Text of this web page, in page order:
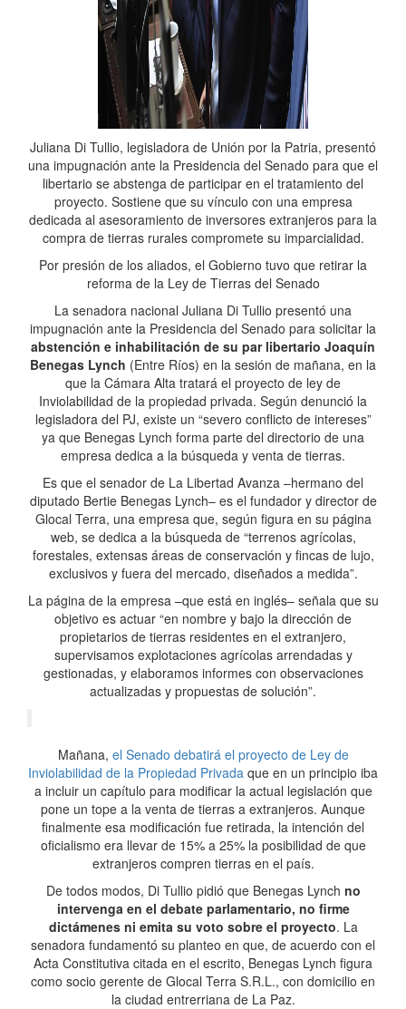
Juliana Di Tullio, legisladora de Unión por la Patria, presentó
una impugnación ante la Presidencia del Senado para que el
libertario se abstenga de participar en el tratamiento del
proyecto. Sostiene que su vínculo con una empresa
dedicada al asesoramiento de inversores extranjeros para la
compra de tierras rurales compromete su imparcialidad.
Por presión de los aliados, el Gobierno tuvo que retirar la
reforma de la Ley de Tierras del Senado
La senadora nacional Juliana Di Tullio presentó una
impugnación ante la Presidencia del Senado para solicitar la
abstención e inhabilitación de su par libertario Joaquín
Benegas Lynch (Entre Ríos) en la sesión de mañana, en la
que la Cámara Alta tratará el proyecto de ley de
Inviolabilidad de la propiedad privada. Según denunció la
legisladora del PJ, existe un “severo conflicto de intereses”
ya que Benegas Lynch forma parte del directorio de una
empresa dedica a la búsqueda y venta de tierras.
Es que el senador de La Libertad Avanza –hermano del
diputado Bertie Benegas Lynch– es el fundador y director de
Glocal Terra, una empresa que, según figura en su página
web, se dedica a la búsqueda de “terrenos agrícolas,
forestales, extensas áreas de conservación y fincas de lujo,
exclusivos y fuera del mercado, diseñados a medida”.
La página de la empresa –que está en inglés– señala que su
objetivo es actuar “en nombre y bajo la dirección de
propietarios de tierras residentes en el extranjero,
supervisamos explotaciones agrícolas arrendadas y
gestionadas, y elaboramos informes con observaciones
actualizadas y propuestas de solución”.
Mañana, el Senado debatirá el proyecto de Ley de
Inviolabilidad de la Propiedad Privada que en un principio iba
a incluir un capítulo para modificar la actual legislación que
pone un tope a la venta de tierras a extranjeros. Aunque
finalmente esa modificación fue retirada, la intención del
oficialismo era llevar de 15% a 25% la posibilidad de que
extranjeros compren tierras en el país.
De todos modos, Di Tullio pidió que Benegas Lynch no
intervenga en el debate parlamentario, no firme
dictámenes ni emita su voto sobre el proyecto. La
senadora fundamentó su planteo en que, de acuerdo con el
Acta Constitutiva citada en el escrito, Benegas Lynch figura
como socio gerente de Glocal Terra S.R.L., con domicilio en
la ciudad entrerriana de La Paz.